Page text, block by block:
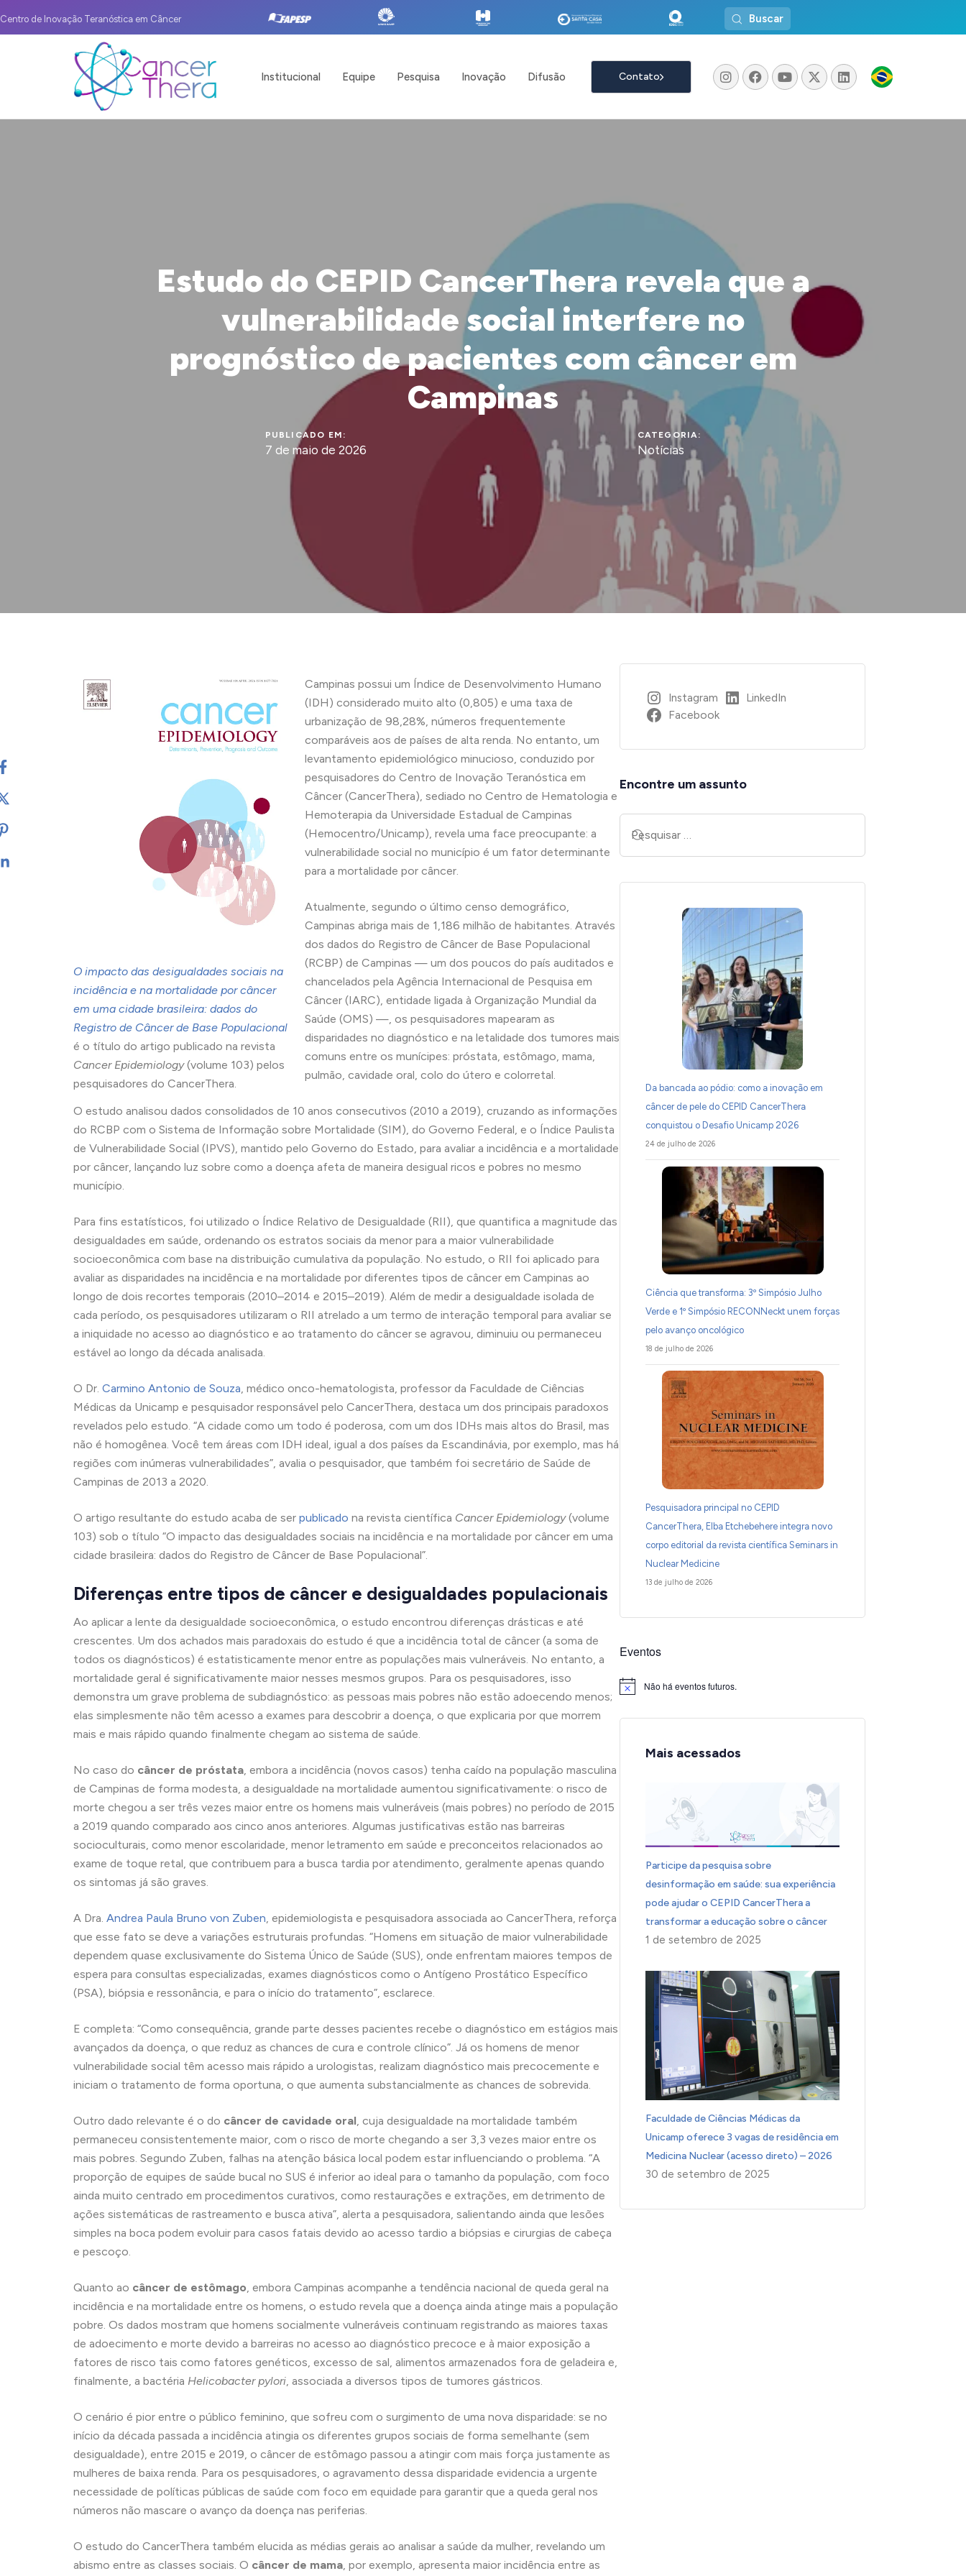
Centro de Inovação Teranóstica em Câncer Buscar
Institucional Equipe Pesquisa Inovação Difusão Contato
Estudo do CEPID CancerThera revela que a
vulnerabilidade social interfere no
prognóstico de pacientes com câncer em
Campinas
PUBLICADO EM:
7 de maio de 2026
CATEGORIA:
Notícias
O impacto das desigualdades sociais na
incidência e na mortalidade por câncer
em uma cidade brasileira: dados do
Registro de Câncer de Base Populacional
é o título do artigo publicado na revista
Cancer Epidemiology(volume 103) pelos
pesquisadores do CancerThera.
Campinas possui um Índice de Desenvolvimento Humano
(IDH) considerado muito alto (0,805) e uma taxa de
urbanização de 98,28%, números frequentemente
comparáveis aos de países de alta renda. No entanto, um
levantamento epidemiológico minucioso, conduzido por
pesquisadores do Centro de Inovação Teranóstica em
Câncer (CancerThera), sediado no Centro de Hematologia e
Hemoterapia da Universidade Estadual de Campinas
(Hemocentro/Unicamp), revela uma face preocupante: a
vulnerabilidade social no município é um fator determinante
para a mortalidade por câncer.
Atualmente, segundo o último censo demográfico,
Campinas abriga mais de 1,186 milhão de habitantes. Através
dos dados do Registro de Câncer de Base Populacional
(RCBP) de Campinas — um dos poucos do país auditados e
chancelados pela Agência Internacional de Pesquisa em
Câncer (IARC), entidade ligada à Organização Mundial da
Saúde (OMS) —, os pesquisadores mapearam as
disparidades no diagnóstico e na letalidade dos tumores mais
comuns entre os munícipes: próstata, estômago, mama,
pulmão, cavidade oral, colo do útero e colorretal.
O estudo analisou dados consolidados de 10 anos consecutivos (2010 a 2019), cruzando as informações
do RCBP com o Sistema de Informação sobre Mortalidade (SIM), do Governo Federal, e o Índice Paulista
de Vulnerabilidade Social (IPVS), mantido pelo Governo do Estado, para avaliar a incidência e a mortalidade
por câncer, lançando luz sobre como a doença afeta de maneira desigual ricos e pobres no mesmo
município.
Para fins estatísticos, foi utilizado o Índice Relativo de Desigualdade (RII), que quantifica a magnitude das
desigualdades em saúde, ordenando os estratos sociais da menor para a maior vulnerabilidade
socioeconômica com base na distribuição cumulativa da população. No estudo, o RII foi aplicado para
avaliar as disparidades na incidência e na mortalidade por diferentes tipos de câncer em Campinas ao
longo de dois recortes temporais (2010–2014 e 2015–2019). Além de medir a desigualdade isolada de
cada período, os pesquisadores utilizaram o RII atrelado a um termo de interação temporal para avaliar se
a iniquidade no acesso ao diagnóstico e ao tratamento do câncer se agravou, diminuiu ou permaneceu
estável ao longo da década analisada.
O Dr. Carmino Antonio de Souza , médico onco-hematologista, professor da Faculdade de Ciências
Médicas da Unicamp e pesquisador responsável pelo CancerThera, destaca um dos principais paradoxos
revelados pelo estudo. “A cidade como um todo é poderosa, com um dos IDHs mais altos do Brasil, mas
não é homogênea. Você tem áreas com IDH ideal, igual a dos países da Escandinávia, por exemplo, mas há
regiões com inúmeras vulnerabilidades”, avalia o pesquisador, que também foi secretário de Saúde de
Campinas de 2013 a 2020.
O artigo resultante do estudo acaba de ser publicado na revista científica Cancer Epidemiology(volume
103) sob o título “O impacto das desigualdades sociais na incidência e na mortalidade por câncer em uma
cidade brasileira: dados do Registro de Câncer de Base Populacional”.
Diferenças entre tipos de câncer e desigualdades populacionais
Ao aplicar a lente da desigualdade socioeconômica, o estudo encontrou diferenças drásticas e até
crescentes. Um dos achados mais paradoxais do estudo é que a incidência total de câncer (a soma de
todos os diagnósticos) é estatisticamente menor entre as populações mais vulneráveis. No entanto, a
mortalidade geral é significativamente maior nesses mesmos grupos. Para os pesquisadores, isso
demonstra um grave problema de subdiagnóstico: as pessoas mais pobres não estão adoecendo menos;
elas simplesmente não têm acesso a exames para descobrir a doença, o que explicaria por que morrem
mais e mais rápido quando finalmente chegam ao sistema de saúde.
No caso do câncer de próstata, embora a incidência (novos casos) tenha caído na população masculina
de Campinas de forma modesta, a desigualdade na mortalidade aumentou significativamente: o risco de
morte chegou a ser três vezes maior entre os homens mais vulneráveis (mais pobres) no período de 2015
a 2019 quando comparado aos cinco anos anteriores. Algumas justificativas estão nas barreiras
socioculturais, como menor escolaridade, menor letramento em saúde e preconceitos relacionados ao
exame de toque retal, que contribuem para a busca tardia por atendimento, geralmente apenas quando
os sintomas já são graves.
A Dra. Andrea Paula Bruno von Zuben, epidemiologista e pesquisadora associada ao CancerThera, reforça
que esse fato se deve a variações estruturais profundas. “Homens em situação de maior vulnerabilidade
dependem quase exclusivamente do Sistema Único de Saúde (SUS), onde enfrentam maiores tempos de
espera para consultas especializadas, exames diagnósticos como o Antígeno Prostático Específico
(PSA), biópsia e ressonância, e para o início do tratamento”, esclarece.
E completa: “Como consequência, grande parte desses pacientes recebe o diagnóstico em estágios mais
avançados da doença, o que reduz as chances de cura e controle clínico”. Já os homens de menor
vulnerabilidade social têm acesso mais rápido a urologistas, realizam diagnóstico mais precocemente e
iniciam o tratamento de forma oportuna, o que aumenta substancialmente as chances de sobrevida.
Outro dado relevante é o do câncer de cavidade oral, cuja desigualdade na mortalidade também
permaneceu consistentemente maior, com o risco de morte chegando a ser 3,3 vezes maior entre os
mais pobres. Segundo Zuben, falhas na atenção básica local podem estar influenciando o problema. “A
proporção de equipes de saúde bucal no SUS é inferior ao ideal para o tamanho da população, com foco
ainda muito centrado em procedimentos curativos, como restaurações e extrações, em detrimento de
ações sistemáticas de rastreamento e busca ativa”, alerta a pesquisadora, salientando ainda que lesões
simples na boca podem evoluir para casos fatais devido ao acesso tardio a biópsias e cirurgias de cabeça
e pescoço.
Quanto ao câncer de estômago, embora Campinas acompanhe a tendência nacional de queda geral na
incidência e na mortalidade entre os homens, o estudo revela que a doença ainda atinge mais a população
pobre. Os dados mostram que homens socialmente vulneráveis continuam registrando as maiores taxas
de adoecimento e morte devido a barreiras no acesso ao diagnóstico precoce e à maior exposição a
fatores de risco tais como fatores genéticos, excesso de sal, alimentos armazenados fora de geladeira e,
finalmente, a bactéria Helicobacter pylori, associada a diversos tipos de tumores gástricos.
O cenário é pior entre o público feminino, que sofreu com o surgimento de uma nova disparidade: se no
início da década passada a incidência atingia os diferentes grupos sociais de forma semelhante (sem
desigualdade), entre 2015 e 2019, o câncer de estômago passou a atingir com mais força justamente as
mulheres de baixa renda. Para os pesquisadores, o agravamento dessa disparidade evidencia a urgente
necessidade de políticas públicas de saúde com foco em equidade para garantir que a queda geral nos
números não mascare o avanço da doença nas periferias.
O estudo do CancerThera também elucida as médias gerais ao analisar a saúde da mulher, revelando um
abismo entre as classes sociais. O câncer de mama, por exemplo, apresenta maior incidência entre as
Instagram
LinkedIn
Facebook
Encontre um assunto
Da bancada ao pódio: como a inovação em
câncer de pele do CEPID CancerThera
conquistou o Desafio Unicamp 2026
24 de julho de 2026
Ciência que transforma: 3º Simpósio Julho
Verde e 1º Simpósio RECONNeckt unem forças
pelo avanço oncológico
18 de julho de 2026
Pesquisadora principal no CEPID
CancerThera, Elba Etchebehere integra novo
corpo editorial da revista científica Seminars in
Nuclear Medicine
13 de julho de 2026
Eventos
Notice Não há eventos futuros.
Mais acessados
Participe da pesquisa sobre
desinformação em saúde: sua experiência
pode ajudar o CEPID CancerThera a
transformar a educação sobre o câncer
1 de setembro de 2025
Faculdade de Ciências Médicas da
Unicamp oferece 3 vagas de residência em
Medicina Nuclear (acesso direto) – 2026
30 de setembro de 2025